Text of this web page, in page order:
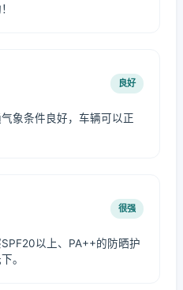
良好
象条件良好，车辆可以正
很强
以上、PA++的防晒护
。